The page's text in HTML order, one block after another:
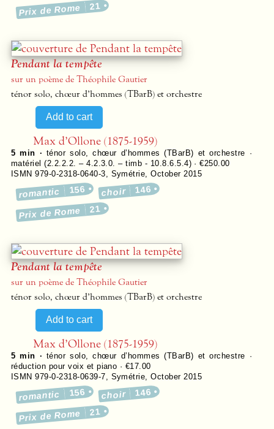
Prix de Rome 21
Pendant la tempête
sur un poème de Théophile Gautier
ténor solo, chœur d’hommes (TBarB) et orchestre
Max d’Ollone (1875-1959)
5 min · ténor solo, chœur d’hommes (TBarB) et orchestre ·
matériel (2.2.2.2. – 4.2.3.0. – timb - 10.8.6.5.4) · €250.00
ISMN 979-0-2318-0640-3, Symétrie,October 2015
romantic 156 choir 146
Prix de Rome 21
Pendant la tempête
sur un poème de Théophile Gautier
ténor solo, chœur d’hommes (TBarB) et orchestre
Max d’Ollone (1875-1959)
5 min · ténor solo, chœur d’hommes (TBarB) et orchestre ·
réduction pour voix et piano · €17.00
ISMN 979-0-2318-0639-7, Symétrie,October 2015
romantic 156 choir 146
Prix de Rome 21